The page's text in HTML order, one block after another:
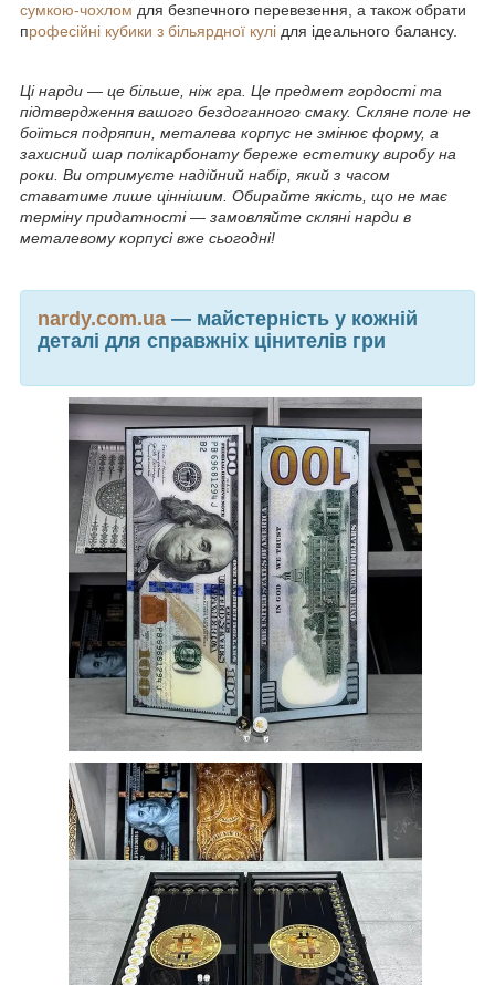
сумкою-чохлом для безпечного перевезення, а також обрати
професійні кубики з більярдної кулі для ідеального балансу.
Ці нарди — це більше, ніж гра. Це предмет гордості та
підтвердження вашого бездоганного смаку. Скляне поле не
боїться подряпин, металева корпус не змінює форму, а
захисний шар полікарбонату береже естетику виробу на
роки. Ви отримуєте надійний набір, який з часом
ставатиме лише ціннішим. Обирайте якість, що не має
терміну придатності — замовляйте скляні нарди в
металевому корпусі вже сьогодні!
nardy.com.ua — майстерність у кожній
деталі для справжніх цінителів гри